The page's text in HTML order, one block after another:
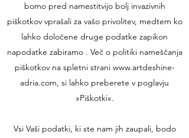
bomo pred namestitvijo bolj invazivnih
piškotkov vprašali za vašo privolitev, medtem ko
lahko določene druge podatke zapikon
napodatke zabiramo . Več o politiki nameščanja
piškotkov na spletni strani www.artdeshine-
adria.com, si lahko preberete v poglavju
»Piškotki«.
Vsi Vaši podatki, ki ste nam jih zaupali, bodo